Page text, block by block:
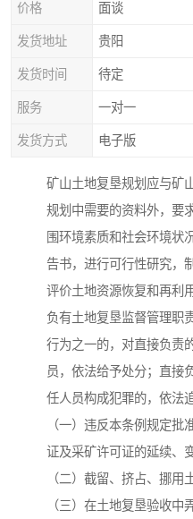
价格 面谈
发货地址 贵阳
发货时间 待定
服务 一对一
发货方式 电子版
矿山土地复垦规划应与矿
规划中需要的资料外，要
围环境素质和社会环境状
告书，进行可行性研究，
评价土地资源恢复和再利
负有土地复垦监督管理职
行为之一的，对直接负责
员，依法给予处分；直接
任人员构成犯罪的，依法
（一）违反本条例规定批
证及采矿许可证的延续、
（二）截留、挤占、挪用
（三）在土地复垦验收中